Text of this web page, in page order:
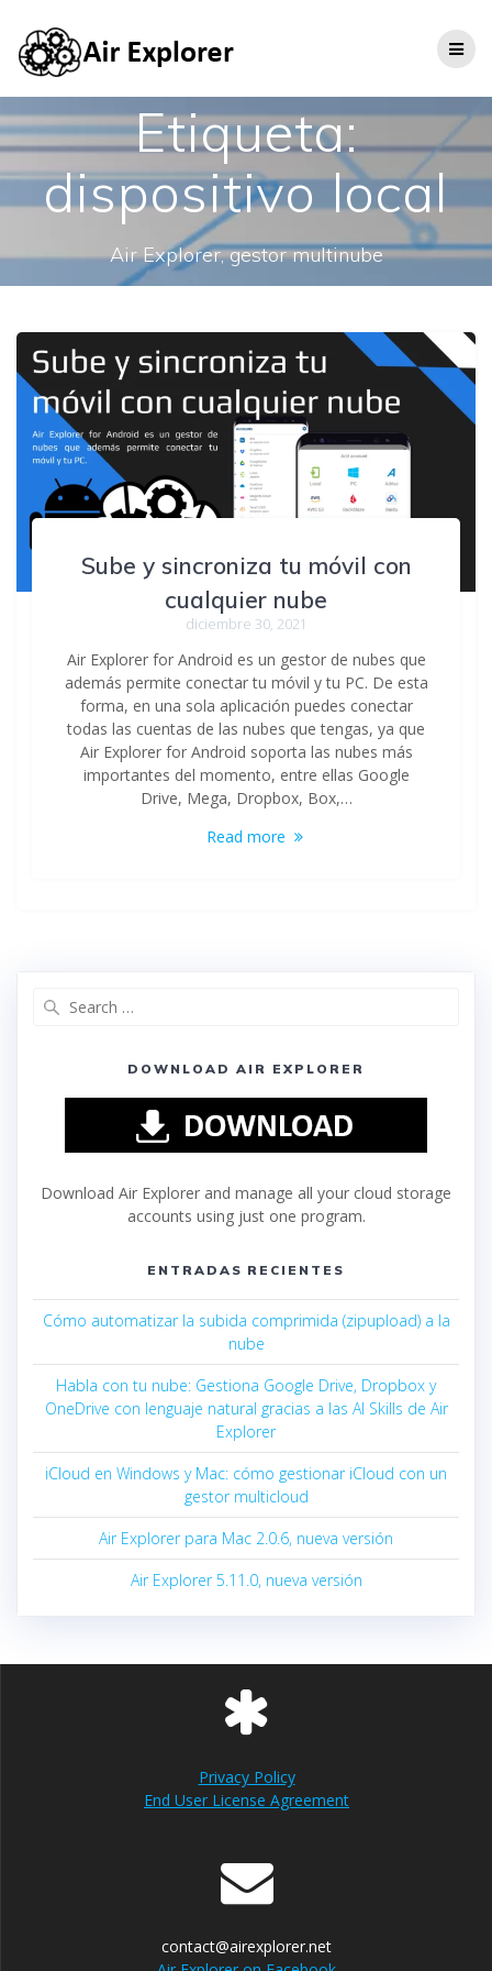
Etiqueta:
dispositivo local
Air Explorer, gestor multinube
Sube y sincroniza tu móvil con
cualquier nube
diciembre 30, 2021
Air Explorer for Android es un gestor de nubes que
además permite conectar tu móvil y tu PC. De esta
forma, en una sola aplicación puedes conectar
todas las cuentas de las nubes que tengas, ya que
Air Explorer for Android soporta las nubes más
importantes del momento, entre ellas Google
Drive, Mega, Dropbox, Box,…
Read more
DOWNLOAD AIR EXPLORER
Download Air Explorer and manage all your cloud storage
accounts using just one program.
ENTRADAS RECIENTES
Cómo automatizar la subida comprimida (zipupload) a la
nube
Habla con tu nube: Gestiona Google Drive, Dropbox y
OneDrive con lenguaje natural gracias a las AI Skills de Air
Explorer
iCloud en Windows y Mac: cómo gestionar iCloud con un
gestor multicloud
Air Explorer para Mac 2.0.6, nueva versión
Air Explorer 5.11.0, nueva versión
Privacy Policy
End User License Agreement
contact@airexplorer.net